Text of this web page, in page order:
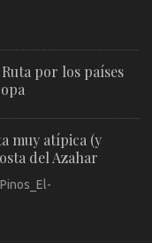
por los países
muy atípica (y
del Azahar